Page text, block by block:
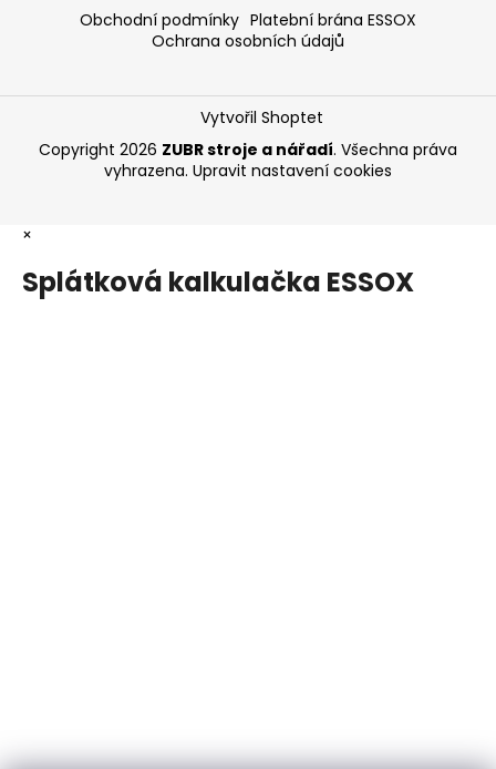
Obchodní podmínky Platební brána ESSOX
Ochrana osobních údajů
Vytvořil Shoptet
Copyright 2026 ZUBR stroje a nářadí. Všechna práva
vyhrazena. Upravit nastavení cookies
×
Splátková kalkulačka ESSOX